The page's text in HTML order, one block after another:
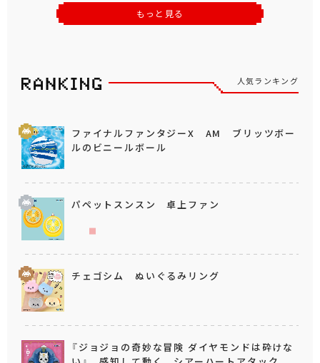
もっと見る
人気ランキング
ファイナルファンタジーX AM ブリッツボー
ルのビニールボール
パペットスンスン 卓上ファン
チェゴシム ぬいぐるみリング
『ジョジョの奇妙な冒険 ダイヤモンドは砕けな